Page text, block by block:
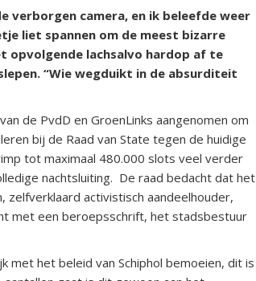
verborgen camera, en ik beleefde weer
liet spannen om de meest bizarre
opvolgende lachsalvo hardop af te
“Wie wegduikt in de absurditeit
de PvdD en GroenLinks aangenomen om
bij de Raad van State tegen de huidige
tot maximaal 480.000 slots veel verder
nachtsluiting. De raad bedacht dat het
activistisch aandeelhouder,
met een beroepsschrift, het stadsbestuur
met het beleid van Schiphol bemoeien, dit is